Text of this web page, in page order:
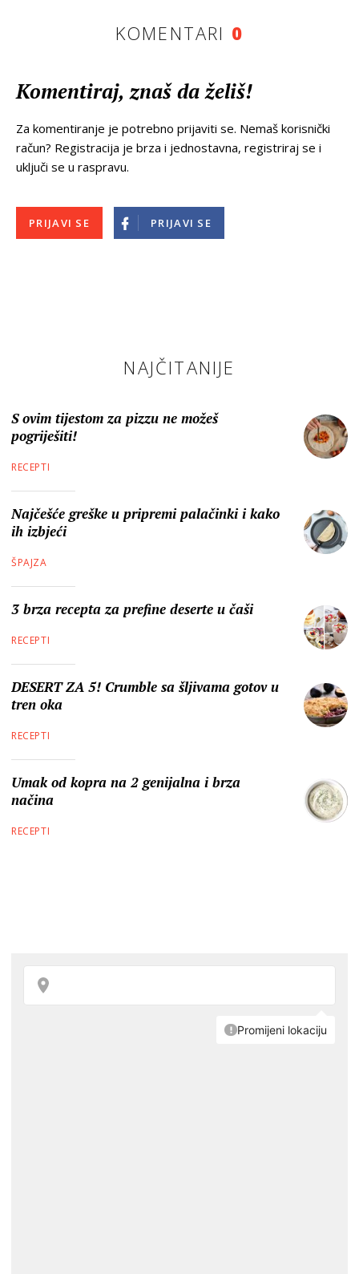
KOMENTARI 0
Komentiraj, znaš da želiš!
Za komentiranje je potrebno prijaviti se. Nemaš korisnički
račun? Registracija je brza i jednostavna, registriraj se i
uključi se u raspravu.
PRIJAVI SE PRIJAVI SE
NAJČITANIJE
S ovim tijestom za pizzu ne možeš
pogriješiti!
RECEPTI
Najčešće greške u pripremi palačinki i kako
ih izbjeći
ŠPAJZA
3 brza recepta za prefine deserte u čaši
RECEPTI
DESERT ZA 5! Crumble sa šljivama gotov u
tren oka
RECEPTI
Umak od kopra na 2 genijalna i brza
načina
RECEPTI